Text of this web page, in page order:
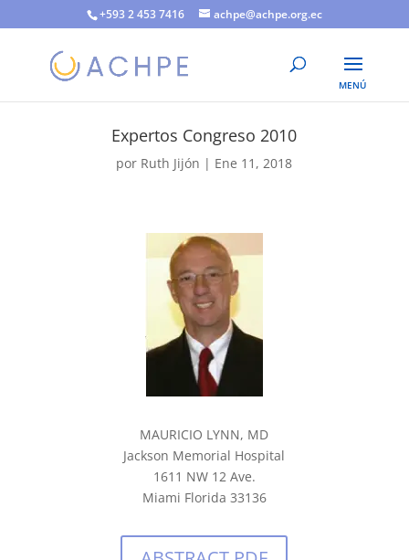
+593 2 453 7416 achpe@achpe.org.ec
Expertos Congreso 2010
por Ruth Jijón | Ene 11, 2018
MAURICIO LYNN, MD
Jackson Memorial Hospital
1611 NW 12 Ave.
Miami Florida 33136